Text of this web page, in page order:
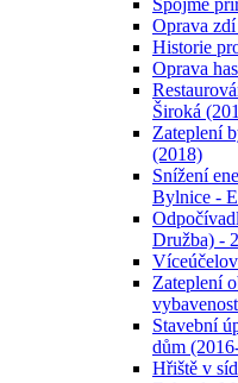
Spojme
Oprava
Historie
Oprava
Široká
Zateplení
(2018)
Snížení
Bylnice -
Družba) -
Zateplení
Stavební
dům
Hřiště v